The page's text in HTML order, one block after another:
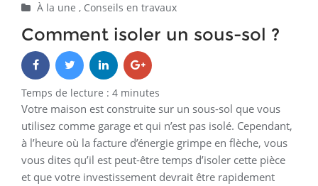
À la une , Conseils en travaux
Comment isoler un sous-sol ?
Temps de lecture : 4 minutes
Votre maison est construite sur un sous-sol que vous
utilisez comme garage et qui n’est pas isolé. Cependant,
à l’heure où la facture d’énergie grimpe en flèche, vous
vous dites qu’il est peut-être temps d’isoler cette pièce
et que votre investissement devrait être rapidement